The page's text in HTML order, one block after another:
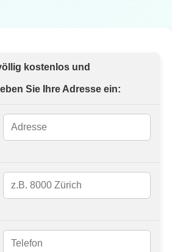
kostenlos und
Sie Ihre Adresse ein: